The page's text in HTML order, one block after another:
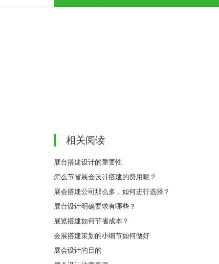
相关阅读
展台搭建设计的重要性
怎么节省展会设计搭建的费用呢？
展会搭建公司那么多，如何进行选择？
展台设计明确要求有哪些？
展览搭建如何节省成本？
会展搭建策划的小细节如何做好
展会设计的目的